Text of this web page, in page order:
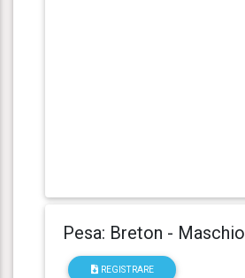
Pesa: Breton - Maschio
REGISTRARE